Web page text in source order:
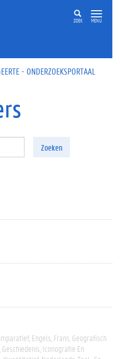
ZOEK MENU
- ONDERZOEKSPORTAAL
Zoeken
Engels Frans Geografisch
Geschiedenis Iconografie En